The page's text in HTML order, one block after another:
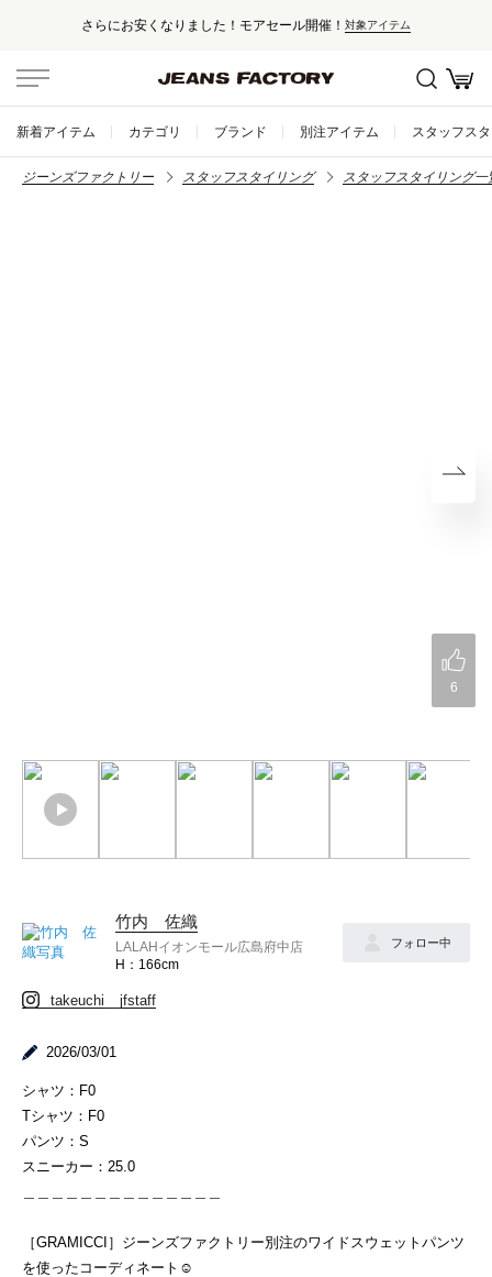
さらにお安くなりました！モアセール開催！ 対象アイテム
新着アイテム カテゴリ ブランド 別注アイテム スタッフス
ジーンズファクトリー スタッフスタイリング スタッフスタイリング一
6
竹内 佐織
LALAHイオンモール広島府中店
166cm
フォロー中
takeuchi__jfstaff
2026/03/01
シャツ：F0
Tシャツ：F0
パンツ：S
スニーカー：25.0
［GRAMICCI］ジーンズファクトリー別注のワイドスウェットパンツ
を使ったコーディネート☺︎